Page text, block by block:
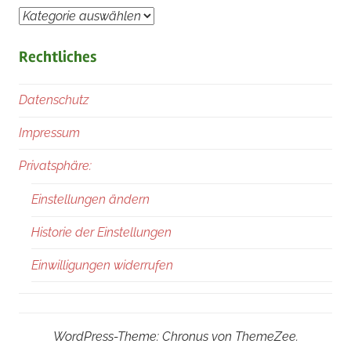
Kategorien
Rechtliches
Datenschutz
Impressum
Privatsphäre:
Einstellungen ändern
Historie der Einstellungen
Einwilligungen widerrufen
WordPress-Theme: Chronus von ThemeZee.